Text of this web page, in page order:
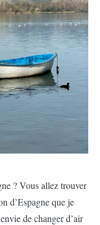
? Vous allez trouver
d’Espagne que je
de changer d’air